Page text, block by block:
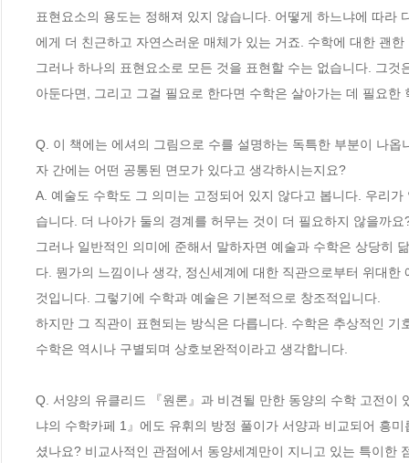
표현요소의 용도는 정해져 있지 않습니다. 어떻게 하느냐에 따
에게 더 친근하고 자연스러운 매체가 있는 거죠. 수학에 대한 괜
그러나 하나의 표현요소로 모든 것을 표현할 수는 없습니다. 그
아둔다면, 그리고 그걸 필요로 한다면 수학은 살아가는 데 필요
Q. 이 책에는 에셔의 그림으로 수를 설명하는 독특한 부분이 나
자 간에는 어떤 공통된 면모가 있다고 생각하시는지요?
A. 예술도 수학도 그 의미는 고정되어 있지 않다고 봅니다. 우리
습니다. 더 나아가 둘의 경계를 허무는 것이 더 필요하지 않을까요
그러나 일반적인 의미에 준해서 말하자면 예술과 수학은 상당히
다. 뭔가의 느낌이나 생각, 정신세계에 대한 직관으로부터 위대
것입니다. 그렇기에 수학과 예술은 기본적으로 창조적입니다.
하지만 그 직관이 표현되는 방식은 다릅니다. 수학은 추상적인
수학은 역시나 구별되며 상호보완적이라고 생각합니다.
Q. 서양의 유클리드 『원론』과 비견될 만한 동양의 수학 고전
냐의 수학카페 1』에도 유휘의 방정 풀이가 서양과 비교되어 흥
셨나요? 비교사적인 관점에서 동양세계만이 지니고 있는 특이